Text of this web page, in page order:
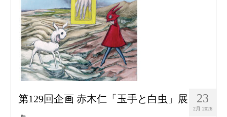
23
2月 2026
第129回企画 赤木仁「玉手と白虫」展